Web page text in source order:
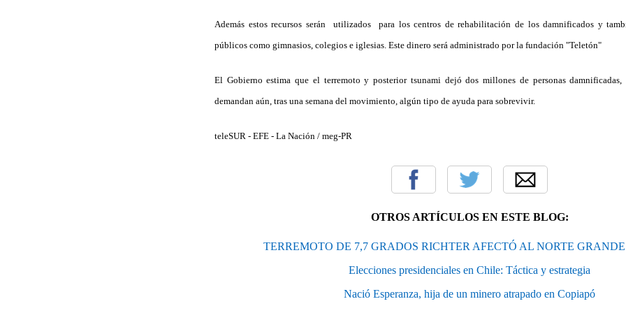
Además estos recursos serán utilizados para los centros de rehabilitación de los damnificados y
públicos como gimnasios, colegios e iglesias. Este dinero será administrado por la fundación "Teletón"
El Gobierno estima que el terremoto y posterior tsunami dejó dos millones de personas
demandan aún, tras una semana del movimiento, algún tipo de ayuda para sobrevivir.
teleSUR - EFE - La Nación / meg-PR
OTROS ARTÍCULOS EN ESTE BLOG:
TERREMOTO DE 7,7 GRADOS RICHTER AFECTÓ AL NORTE
Elecciones presidenciales en Chile: Táctica y estrategia
Nació Esperanza, hija de un minero atrapado en Copiapó